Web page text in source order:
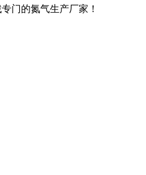
门的氮气生产厂家！